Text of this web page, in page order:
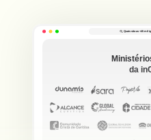
Quais são as +45 mil
da